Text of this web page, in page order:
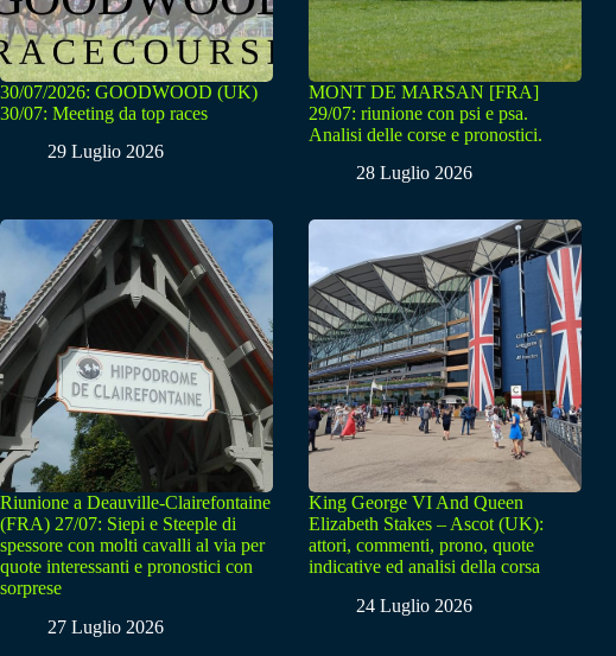
30/07/2026: GOODWOOD (UK)
30/07: Meeting da top races
29 Luglio 2026
MONT DE MARSAN [FRA]
29/07: riunione con psi e psa.
Analisi delle corse e pronostici.
28 Luglio 2026
Riunione a Deauville-Clairefontaine
(FRA) 27/07: Siepi e Steeple di
spessore con molti cavalli al via per
quote interessanti e pronostici con
sorprese
27 Luglio 2026
King George VI And Queen
Elizabeth Stakes – Ascot (UK):
attori, commenti, prono, quote
indicative ed analisi della corsa
24 Luglio 2026